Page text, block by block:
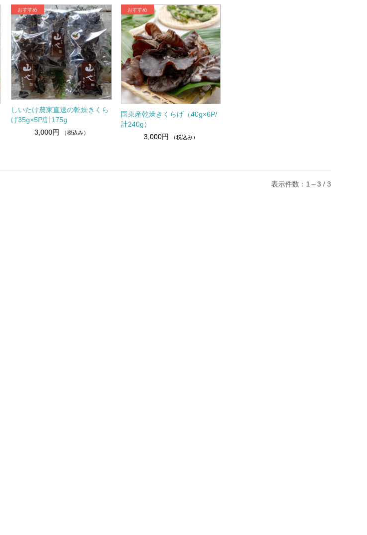
しいたけ農家直送の乾燥きくら
げ35g×5P/計175g
3,000円
（税込み）
国東産乾燥きくらげ（40g×6P/
計240g）
3,000円
（税込み）
表示件数：1～3 / 3